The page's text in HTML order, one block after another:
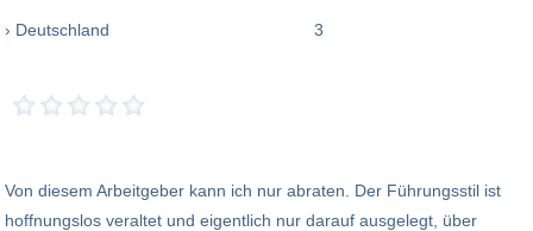
› Deutschland 3
Von diesem Arbeitgeber kann ich nur abraten. Der Führungsstil ist
hoffnungslos veraltet und eigentlich nur darauf ausgelegt, über